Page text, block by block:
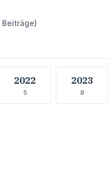
Beiträge)
2022
5
2023
8